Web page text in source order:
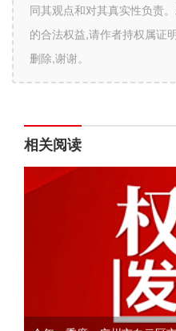
同其观点和对其真实性负责
的合法权益,请作者持权属证
删除,谢谢。
相关阅读